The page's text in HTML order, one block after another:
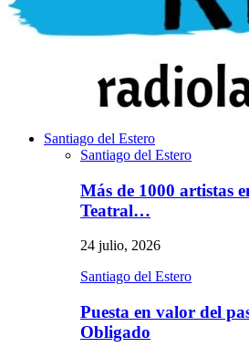
Santiago del Estero
Santiago del Estero
Más de 1000 artistas
Teatral…
24 julio, 2026
Santiago del Estero
Puesta en valor del
Obligado